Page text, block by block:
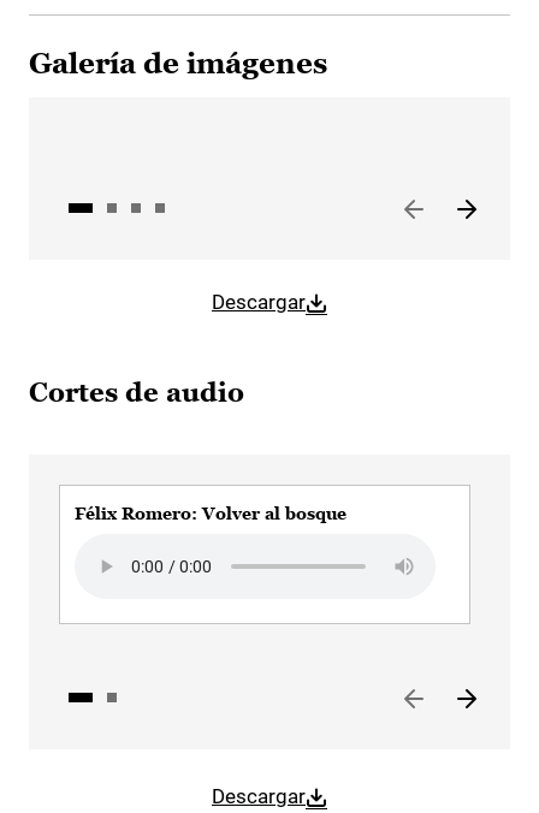
Galería de imágenes
Descargar
Cortes de audio
Descargar
Félix Romero: Volver al bosque